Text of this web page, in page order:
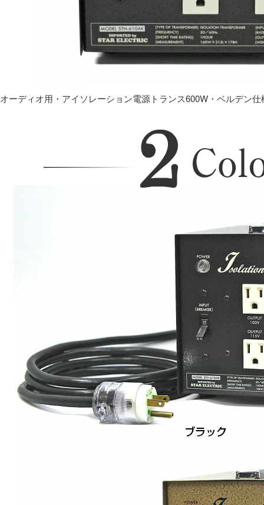
オーディオ用・アイソレーション電源トランス600W・ベルデン仕